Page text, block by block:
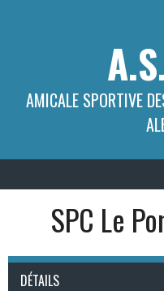
AMICALE SPORTIVE
SPC Le
DÉTAILS